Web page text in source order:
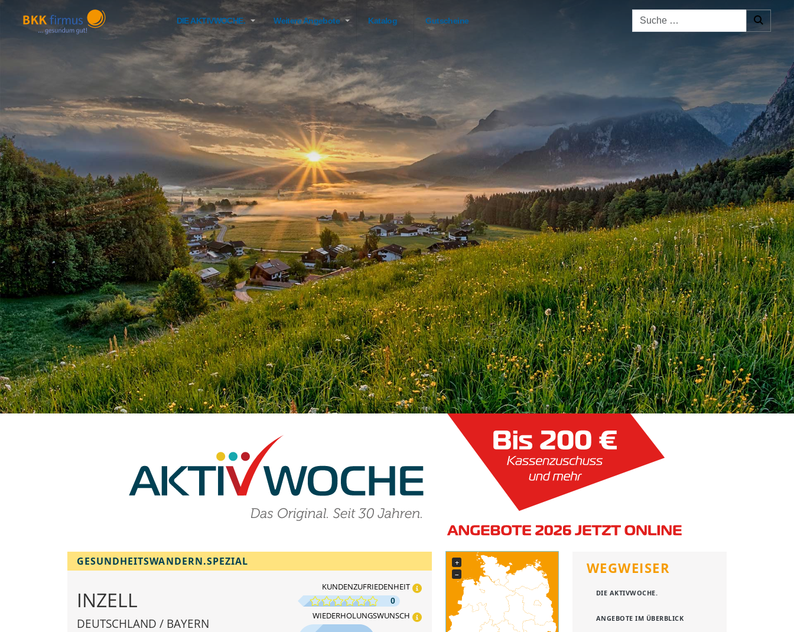
Suchen nach:
DIE AKTIVWOCHE. Weitere Angebote Katalog Gutscheine
GESUNDHEITSWANDERN.SPEZIAL
INZELL
DEUTSCHLAND / BAYERN
KUNDENZUFRIEDENHEIT
0
WIEDERHOLUNGSWUNSCH
+
−
WEGWEISER
DIE AKTIVWOCHE.
ANGEBOTE IM ÜBERBLICK